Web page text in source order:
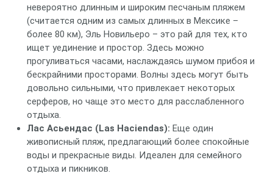
невероятно длинным и широким песчаным пляжем
(считается одним из самых длинных в Мексике –
более 80 км), Эль Новильеро – это рай для тех, кто
ищет уединение и простор. Здесь можно
прогуливаться часами, наслаждаясь шумом прибоя и
бескрайними просторами. Волны здесь могут быть
довольно сильными, что привлекает некоторых
серферов, но чаще это место для расслабленного
отдыха.
Лас Асьендас (Las Haciendas): Еще один
живописный пляж, предлагающий более спокойные
воды и прекрасные виды. Идеален для семейного
отдыха и пикников.